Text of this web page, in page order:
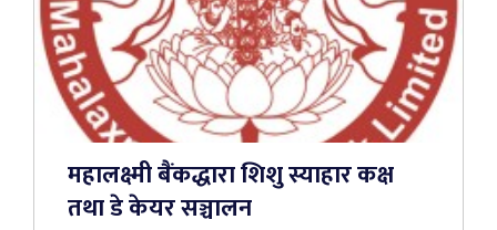
महालक्ष्मी बैंकद्धारा शिशु स्याहार कक्ष
तथा डे केयर सञ्चालन